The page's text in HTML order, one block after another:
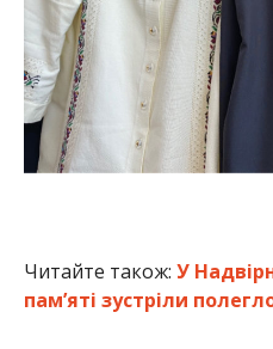
Читайте також: У
пам’яті зустріли